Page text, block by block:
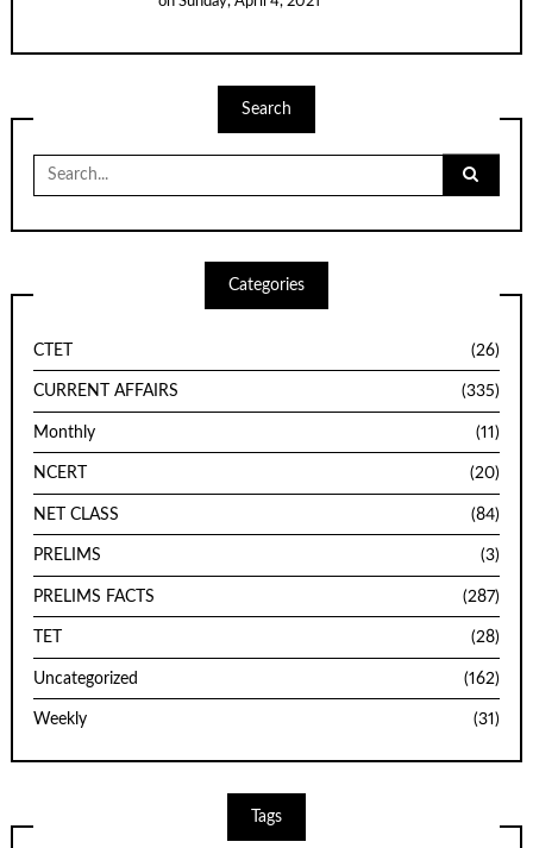
Search
for:
Categories
CTET (26)
CURRENT AFFAIRS (335)
Monthly (11)
NCERT (20)
NET CLASS (84)
PRELIMS (3)
PRELIMS FACTS (287)
TET (28)
Uncategorized (162)
Weekly (31)
Tags